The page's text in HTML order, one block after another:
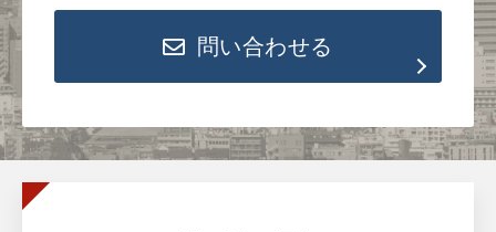
問い合わせる